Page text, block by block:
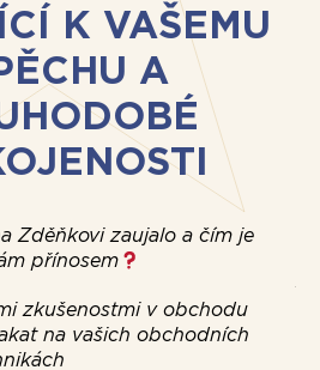
K VAŠEMU
A
Zděňkovi zaujalo a čím je
přínosem
zkušenostmi v obchodu
na vašich obchodních